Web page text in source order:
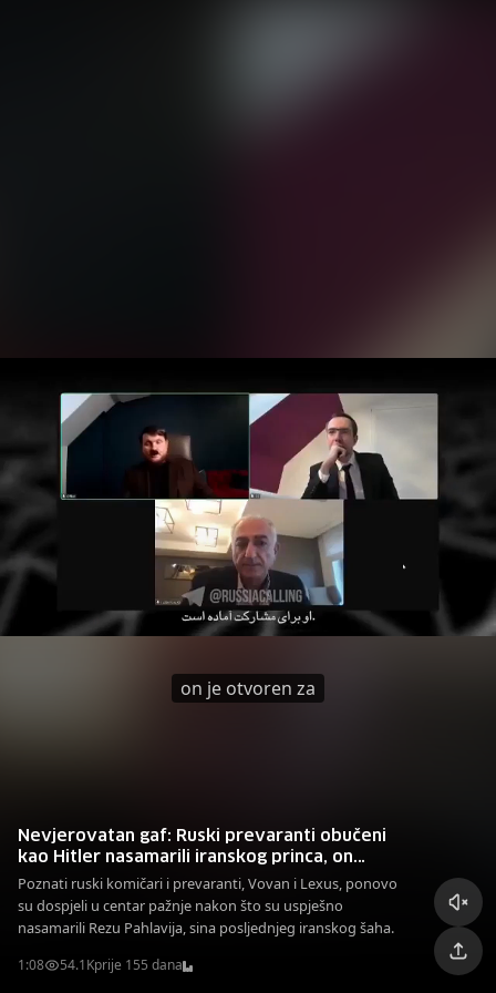
on je otvoren za
Nevjerovatan gaf: Ruski prevaranti obučeni
kao Hitler nasamarili iranskog princa, on
podržao "krstaški rat"
Poznati ruski komičari i prevaranti, Vovan i Lexus, ponovo
su dospjeli u centar pažnje nakon što su uspješno
nasamarili Rezu Pahlavija, sina posljednjeg iranskog šaha.
1:08 54.1Kprije 155 dana